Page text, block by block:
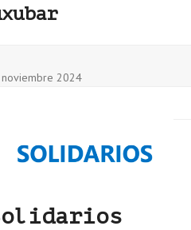
noviembre 2024